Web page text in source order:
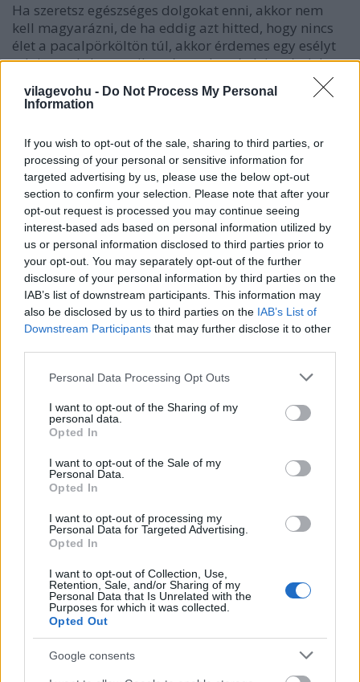
vilagevohu - Do Not Process My Personal
Information
If you wish to opt-out of the sale, sharing to third parties, or
processing of your personal or sensitive information for
targeted advertising by us, please use the below opt-out
section to confirm your selection. Please note that after your
opt-out request is processed you may continue seeing
interest-based ads based on personal information utilized by
us or personal information disclosed to third parties prior to
your opt-out. You may separately opt-out of the further
disclosure of your personal information by third parties on the
IAB’s list of downstream participants. This information may
also be disclosed by us to third parties on the IAB’s List of
Downstream Participants that may further disclose it to other
Please note that this website/app uses one or more Google
not limited to your visit or usage behaviour. You may click to
grant or deny consent to Google and its third-party tags to
use your data for below specified purposes in below Google
consent section.
Personal Data Processing Opt Outs
I want to opt-out of the Sharing of my
personal data.
Opted In
I want to opt-out of the Sale of my
Personal Data.
Opted In
I want to opt-out of processing my
Personal Data for Targeted Advertising.
Opted In
I want to opt-out of Collection, Use,
Retention, Sale, and/or Sharing of my
Personal Data that Is Unrelated with the
Purposes for which it was collected.
Opted Out
Google consents
Ha szeretsz egészséges dolgokat enni, akkor nem
kell magyarázni, de ha eddig azt hitted, hogy nincs
élet a pacalpörköltön túl, akkor érdemes egy esélyt
adni annak, hogy milyen ízgazdag, érdekes ételek
gyümölcsfagyijai - 3 perc munkával!
világevő•2016. július 12.
Azonnal fogyasztható, minden természetes benne! És
csak egy botmixer kell hozzá, semmi egyéb.